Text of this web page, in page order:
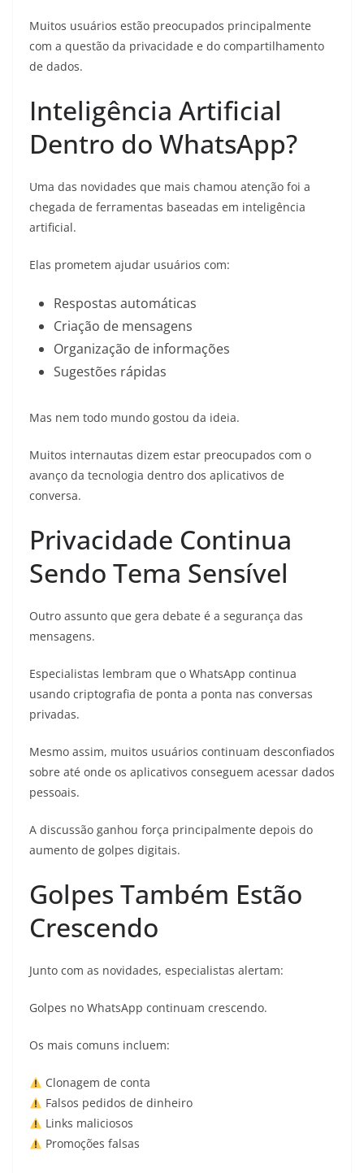
Muitos usuários estão preocupados principalmente
com a questão da privacidade e do compartilhamento
de dados.
Inteligência Artificial
Dentro do WhatsApp?
Uma das novidades que mais chamou atenção foi a
chegada de ferramentas baseadas em inteligência
artificial.
Elas prometem ajudar usuários com:
Respostas automáticas
Criação de mensagens
Organização de informações
Sugestões rápidas
Mas nem todo mundo gostou da ideia.
Muitos internautas dizem estar preocupados com o
avanço da tecnologia dentro dos aplicativos de
conversa.
Privacidade Continua
Sendo Tema Sensível
Outro assunto que gera debate é a segurança das
mensagens.
Especialistas lembram que o WhatsApp continua
usando criptografia de ponta a ponta nas conversas
privadas.
Mesmo assim, muitos usuários continuam desconfiados
sobre até onde os aplicativos conseguem acessar dados
pessoais.
A discussão ganhou força principalmente depois do
aumento de golpes digitais.
Golpes Também Estão
Crescendo
Junto com as novidades, especialistas alertam:
Golpes no WhatsApp continuam crescendo.
Os mais comuns incluem:
Clonagem de conta
Falsos pedidos de dinheiro
Links maliciosos
Promoções falsas